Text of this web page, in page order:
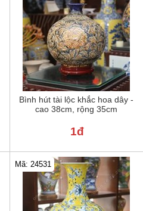
Bình hút tài lộc khắc hoa dây -
cao 38cm, rộng 35cm
1đ
Mã: 24531